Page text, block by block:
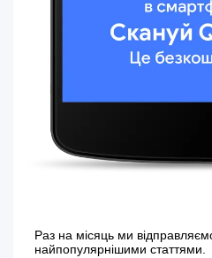
Раз на місяць ми
найпопулярнішими статтями.